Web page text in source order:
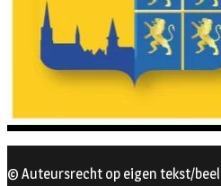
© Auteursrecht op eigen tekst/